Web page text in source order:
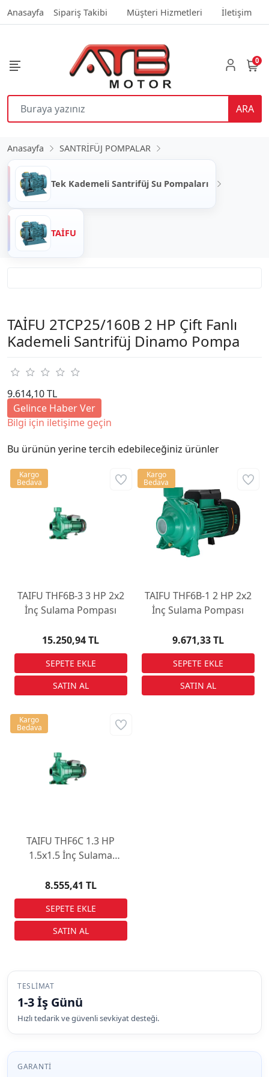
Anasayfa Sipariş Takibi Müşteri Hizmetleri İletişim
ARA
0
Anasayfa SANTRİFÜJ POMPALAR
Tek Kademeli Santrifüj Su Pompaları
TAİFU
TAİFU 2TCP25/160B 2 HP Çift Fanlı
Kademeli Santrifüj Dinamo Pompa
9.614,10 TL
Gelince Haber Ver
Bilgi için iletişime geçin
Bu ürünün yerine tercih edebileceğiniz ürünler
TAIFU THF6B-3 3 HP 2x2
İnç Sulama Pompası
15.250,94 TL
Kargo
Bedava
TAIFU THF6B-1 2 HP 2x2
İnç Sulama Pompası
9.671,33 TL
Kargo
Bedava
TAIFU THF6C 1.3 HP
1.5x1.5 İnç Sulama
8.555,41 TL
Kargo
Bedava
TESLIMAT
1-3 İş Günü
Hızlı tedarik ve güvenli sevkiyat desteği.
GARANTI